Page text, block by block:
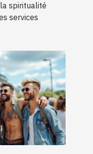
spiritualité
services